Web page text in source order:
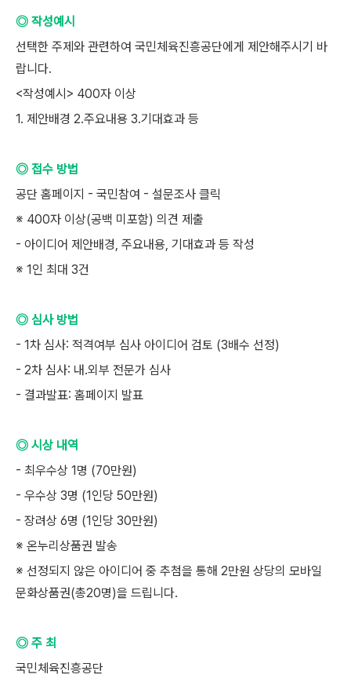
◎ 작성예시
선택한 주제와 관련하여 국민체육진흥공단에게 제안해주시기 바
랍니다.
<작성예시> 400자 이상
1. 제안배경 2.주요내용 3.기대효과 등
◎ 접수 방법
공단 홈페이지 - 국민참여 - 설문조사 클릭
※ 400자 이상(공백 미포함) 의견 제출
- 아이디어 제안배경, 주요내용, 기대효과 등 작성
※ 1인 최대 3건
◎ 심사 방법
- 1차 심사: 적격여부 심사 아이디어 검토 (3배수 선정)
- 2차 심사: 내.외부 전문가 심사
- 결과발표: 홈페이지 발표
◎ 시상 내역
- 최우수상 1명 (70만원)
- 우수상 3명 (1인당 50만원)
- 장려상 6명 (1인당 30만원)
※ 온누리상품권 발송
※ 선정되지 않은 아이디어 중 추첨을 통해 2만원 상당의 모바일
문화상품권(총20명)을 드립니다.
◎ 주 최
국민체육진흥공단